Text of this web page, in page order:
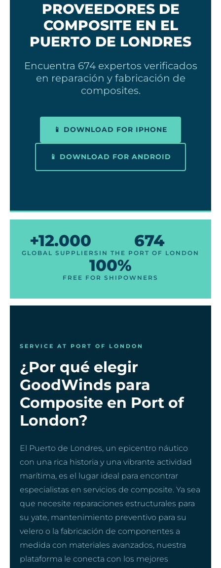
PROVEEDORES DE
COMPOSITE EN EL
PUERTO DE LONDRES
Encuentra 674 expertos verificados
en reparación y fabricación de
composites.
📱 DOWNLOAD FOR IPHONE
📱 DOWNLOAD FOR ANDROID
+12.000
GLOBAL SUPPLIERS
674
IN THE PORT OF LONDON
100%
FREE FOR SHIPOWNERS
SERVICE AT PORT OF LONDON
¿Por qué elegir
GoodWinds para
Composite en Port of
London?
El Puerto de Londres, un epicentro náutico
con una rica historia y una vibrante actividad
marítima, es el lugar ideal para encontrar
especialistas en servicios de composite. Ya sea
que necesite reparaciones estructurales para
su yate, mantenimiento preventivo para su
velero o la fabricación de componentes a
medida con materiales avanzados, nuestra
plataforma le conecta con los mejores